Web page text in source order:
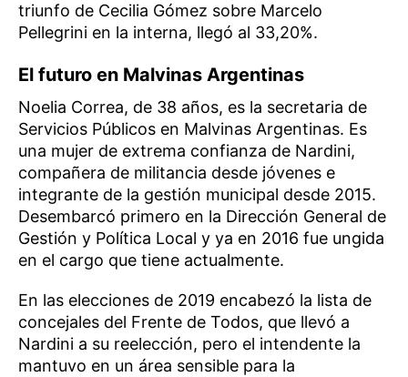
triunfo de Cecilia Gómez sobre Marcelo
Pellegrini en la interna, llegó al 33,20%.
El futuro en Malvinas Argentinas
Noelia Correa, de 38 años, es la secretaria de
Servicios Públicos en Malvinas Argentinas. Es
una mujer de extrema confianza de Nardini,
compañera de militancia desde jóvenes e
integrante de la gestión municipal desde 2015.
Desembarcó primero en la Dirección General de
Gestión y Política Local y ya en 2016 fue ungida
en el cargo que tiene actualmente.
En las elecciones de 2019 encabezó la lista de
concejales del Frente de Todos, que llevó a
Nardini a su reelección, pero el intendente la
mantuvo en un área sensible para la